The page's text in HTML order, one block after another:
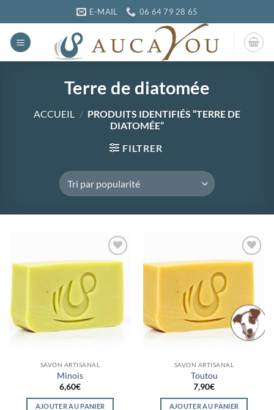
au
contenu
E-MAIL 06 64 79 28 65
Terre de diatomée
ACCUEIL / PRODUITS IDENTIFIÉS “TERRE DE
DIATOMÉE”
FILTRER
Ajouter
wishlist
SAVON ARTISANAL
Minois
6,60€
AJOUTER AU PANIER
Ajouter
SAVON ARTISANAL
Toutou
7,90€
AJOUTER AU PANIER